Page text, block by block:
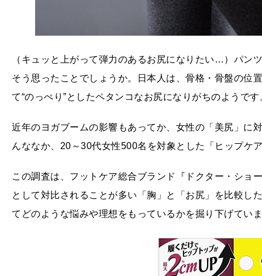
（キュッと上がって弾力のあるお尻になりたい…）パン
そう思ったことでしょうか。日本人は、骨格・骨盤の位
て“のっぺり”としたペタンコなお尻になりがちのようです
近年のヨガブームの影響もあってか、女性の「美尻」に
んななか、20～30代女性500名を対象とした「ヒップケ
この調査は、フットケア総合ブランド『ドクター・ショ
として対比されることが多い「胸」と「お尻」を比較し
てどのような悩みや理想をもっているかを掘り下げてい